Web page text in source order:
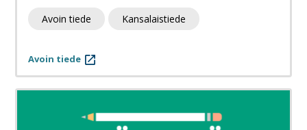
Avoin tiede Kansalaistiede
Avoin tiede